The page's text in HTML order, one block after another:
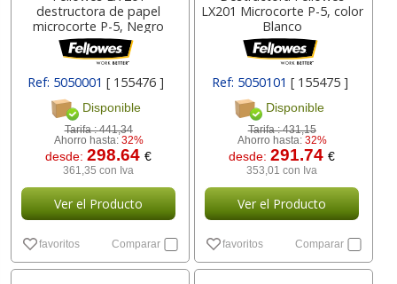
destructora de papel
microcorte P-5, Negro
Ref: 5050001[ 155476 ]
Disponible
Tarifa :441,34
Ahorro hasta: 32%
desde:298.64€
361,35 con Iva
Ver el Producto
favoritos Comparar
LX201 Microcorte P-5, color
Blanco
Ref: 5050101 [ 155475 ]
Disponible
Tarifa :431,15
Ahorro hasta: 32%
desde:291.74€
353,01 con Iva
Ver el Producto
favoritos Comparar